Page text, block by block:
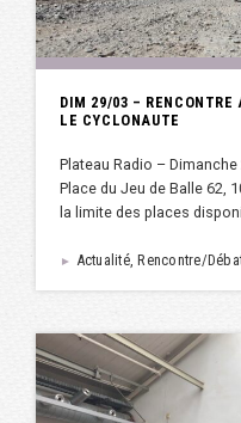
DIM 29/03 – RENCONTRE
LE CYCLONAUTE
Plateau Radio –
Place du Jeu de Balle 62,
la limite des places
► Actualité, Rencontre/